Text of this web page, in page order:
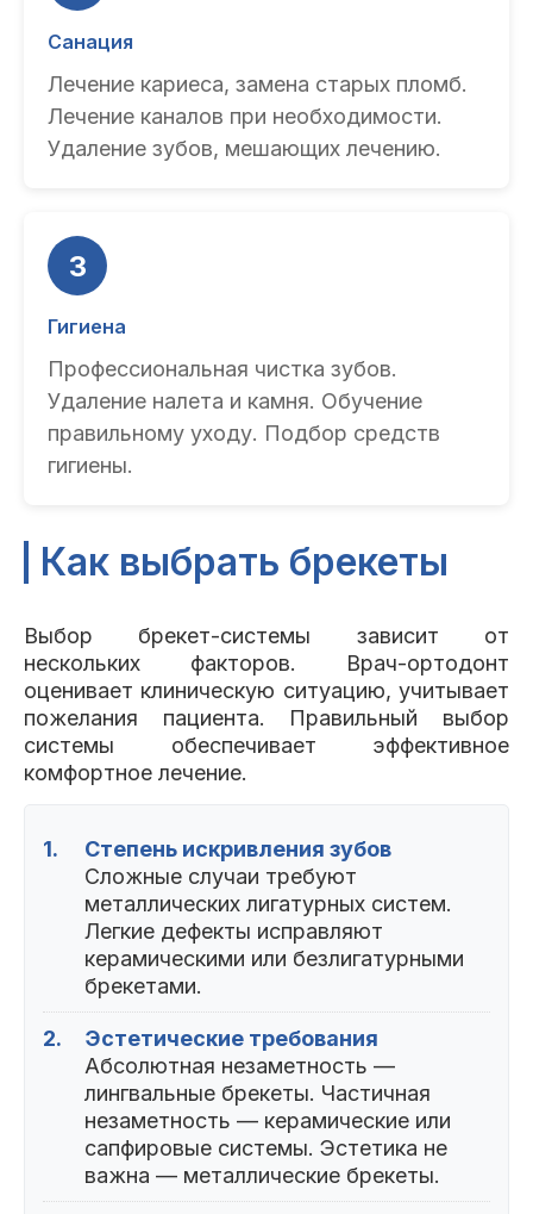
Санация
Лечение кариеса, замена старых пломб.
Лечение каналов при необходимости.
Удаление зубов, мешающих лечению.
3
Гигиена
Профессиональная чистка зубов.
Удаление налета и камня. Обучение
правильному уходу. Подбор средств
гигиены.
Как выбрать брекеты
Выбор брекет-системы зависит от
нескольких факторов. Врач-ортодонт
оценивает клиническую ситуацию, учитывает
пожелания пациента. Правильный выбор
системы обеспечивает эффективное
комфортное лечение.
1.
Степень искривления зубов
Сложные случаи требуют
металлических лигатурных систем.
Легкие дефекты исправляют
керамическими или безлигатурными
брекетами.
2.
Эстетические требования
Абсолютная незаметность —
лингвальные брекеты. Частичная
незаметность — керамические или
сапфировые системы. Эстетика не
важна — металлические брекеты.